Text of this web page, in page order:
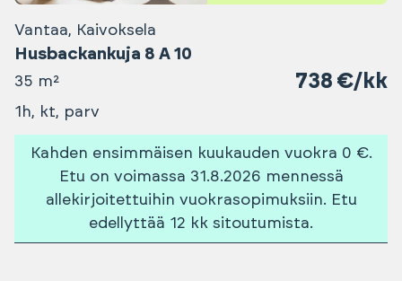
Vantaa, Kaivoksela
Husbackankuja 8 A 10
35 m² 738 €/kk
1h, kt, parv
Kahden ensimmäisen kuukauden vuokra 0 €.
Etu on voimassa 31.8.2026 mennessä
allekirjoitettuihin vuokrasopimuksiin. Etu
edellyttää 12 kk sitoutumista.